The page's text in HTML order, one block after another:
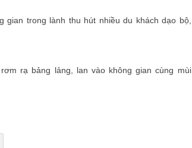
gian trong lành thu hút nhiều du khách dạo bộ,
rạ bảng lảng, lan vào không gian cùng mùi